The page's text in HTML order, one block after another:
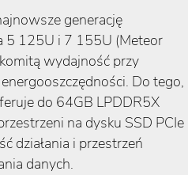
generację
5 125U i 7 155U (Meteor
wydajność przy
Do tego,
do 64GB LPDDR5X
na dysku SSD PCIe
działania i przestrzeń
danych.